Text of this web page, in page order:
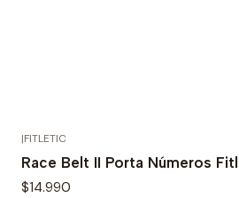
|FITLETIC
Race Belt II Porta Números
$14.990